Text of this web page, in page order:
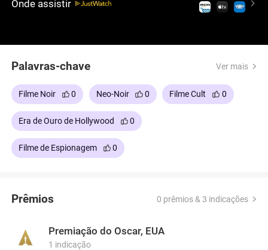
thriller envolvente e cheio de suspense que o
Onde assistir
Palavras-chave Ver mais
Filme Noir 0 Neo-Noir 0 Filme Cult 0
Era de Ouro de Hollywood 0
Filme de Espionagem 0
Prêmios 0 prêmios & 3 indicações
Premiação do Oscar, EUA
1 indicação